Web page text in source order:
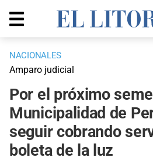
NACIONALES
Amparo judicial
Por el próximo
Municipalidad de
seguir cobrando
boleta de la luz